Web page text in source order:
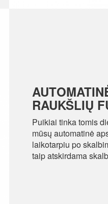
RAUKŠLIŲ
Puikiai tinka tomis
mūsų automatinė
laikotarpiu po
taip atskirdama